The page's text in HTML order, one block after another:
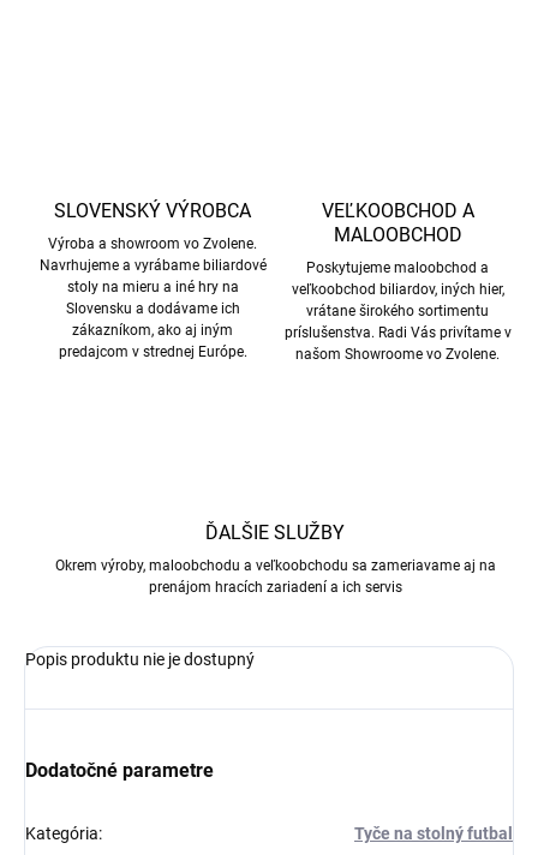
SLOVENSKÝ VÝROBCA
Výroba a showroom vo Zvolene.
Navrhujeme a vyrábame biliardové
stoly na mieru a iné hry na
Slovensku a dodávame ich
zákazníkom, ako aj iným
predajcom v strednej Európe.
VEĽKOOBCHOD A
MALOOBCHOD
Poskytujeme maloobchod a
veľkoobchod biliardov, iných hier,
vrátane širokého sortimentu
príslušenstva. Radi Vás privítame v
našom Showroome vo Zvolene.
ĎALŠIE SLUŽBY
Okrem výroby, maloobchodu a veľkoobchodu sa zameriavame aj na
prenájom hracích zariadení a ich servis
Popis produktu nie je dostupný
Dodatočné parametre
Kategória: Tyče na stolný futbal